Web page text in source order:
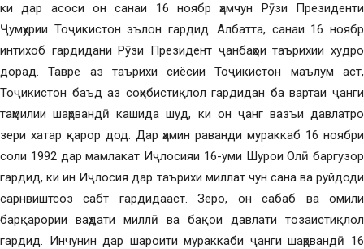
ки дар асоси он санаи 16 ноябр ҳамчун Рӯзи Президенти
Ҷумҳурии Тоҷикистон эълон гардид. Албатта, санаи 16 ноябр
интихоб гардидани Рӯзи Президент ҷанбаҳои таърихии худро
дорад. Тавре аз таърихи сиёсии Тоҷикистон маълум аст,
Тоҷикистон баъд аз соҳибистиқлол гардидан ба вартаи ҷанги
таҳмилии шаҳрвандӣ кашида шуд, ки он ҷанг вазъи давлатро
зери хатар қарор дод. Дар ҳамин раванди мураккаб 16 ноябри
соли 1992 дар мамлакат Иҷлосияи 16-уми Шурои Олӣ баргузор
гардид, ки ин Иҷлосия дар таърихи миллат чун сана ва руйдоди
сарнвиштсоз сабт гардидааст. Зеро, он сабаб ва омили
барқарории ваҳдати миллӣ ва бақои давлати тозаистиқлол
гардид. Инчунин дар шароити мураккаби ҷанги шаҳрвандӣ 16